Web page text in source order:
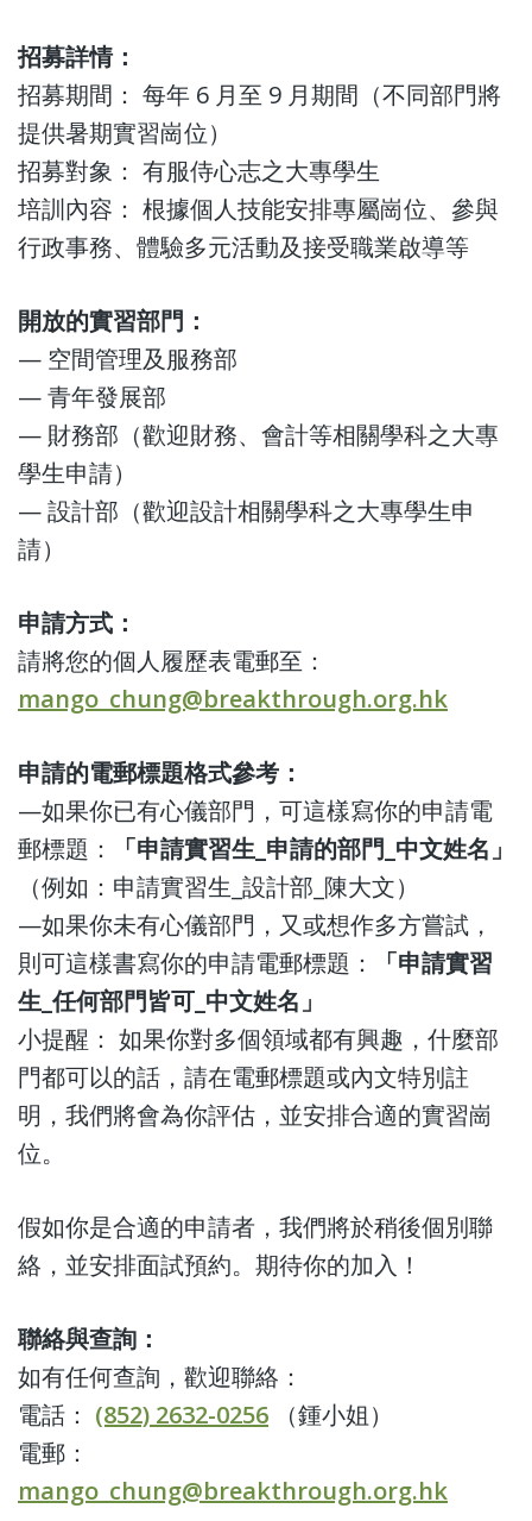
招募詳情：
招募期間： 每年 6 月至 9 月期間（不同部門將
提供暑期實習崗位）
招募對象： 有服侍心志之大專學生
培訓內容： 根據個人技能安排專屬崗位、參與
行政事務、體驗多元活動及接受職業啟導等
開放的實習部門：
— 空間管理及服務部
— 青年發展部
— 財務部（歡迎財務、會計等相關學科之大專
學生申請）
— 設計部（歡迎設計相關學科之大專學生申
請）
申請方式：
請將您的個人履歷表電郵至：
mango_chung@breakthrough.org.hk
申請的電郵標題格式參考：
—如果你已有心儀部門，可這樣寫你的申請電
郵標題：
「申請實習生_申請的部門_中文姓名」
（例如：申請實習生_設計部_陳大文）
—如果你未有心儀部門，又或想作多方嘗試，
則可這樣書寫你的申請電郵標題：
「申請實習
生_任何部門皆可_中文姓名」
小提醒： 如果你對多個領域都有興趣，什麼部
門都可以的話，請在電郵標題或內文特別註
明，我們將會為你評估，並安排合適的實習崗
位。
假如你是合適的申請者，我們將於稍後個別聯
絡，並安排面試預約。期待你的加入！
聯絡與查詢：
如有任何查詢，歡迎聯絡：
電話： (852) 2632-0256 （鍾小姐）
電郵：
mango_chung@breakthrough.org.hk